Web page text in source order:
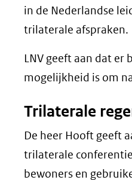
in de Nederlandse
trilaterale afspraken.
LNV geeft aan dat
mogelijkheid is om
Trilaterale
De heer Hooft geeft
trilaterale
bewoners en